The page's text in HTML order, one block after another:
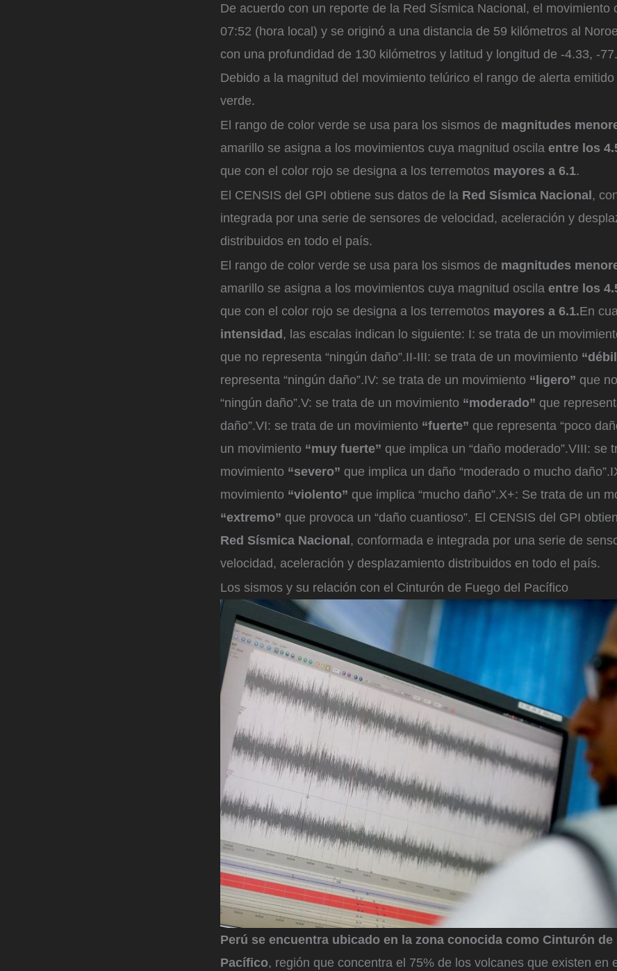
De acuerdo con un reporte de la Red Sísmica Nacional, el movimiento
07:52 (hora local) y se originó a una distancia de 59 kilómetros al
con una profundidad de 130 kilómetros y latitud y longitud de -4.33, -
Debido a la magnitud del movimiento telúrico el rango de alerta
verde.
El rango de color verde se usa para los sismos de magnitudes
amarillo se asigna a los movimientos cuya magnitud oscila entre los
que con el color rojo se designa a los terremotos mayores a 6.1.
El CENSIS del GPI obtiene sus datos de la Red Sísmica Nacional,
integrada por una serie de sensores de velocidad, aceleración y
distribuidos en todo el país.
El rango de color verde se usa para los sismos de magnitudes
amarillo se asigna a los movimientos cuya magnitud oscila entre los
que con el color rojo se designa a los terremotos mayores a 6.1.En
intensidad, las escalas indican lo siguiente: I: se trata de un
que no representa “ningún daño”.II-III: se trata de un movimiento
representa “ningún daño”.IV: se trata de un movimiento “ligero” que
“ningún daño”.V: se trata de un movimiento “moderado” que
daño”.VI: se trata de un movimiento “fuerte” que representa “poco
un movimiento “muy fuerte” que implica un “daño moderado”.VIII: se
movimiento “severo” que implica un daño “moderado o mucho
movimiento “violento” que implica “mucho daño”.X+: Se trata de un
“extremo” que provoca un “daño cuantioso”. El CENSIS del GPI
Red Sísmica Nacional, conformada e integrada por una serie de
velocidad, aceleración y desplazamiento distribuidos en todo el país.
Los sismos y su relación con el Cinturón de Fuego del Pacífico
Perú se encuentra ubicado en la zona conocida como Cinturón de
Pacífico, región que concentra el 75% de los volcanes que existen en